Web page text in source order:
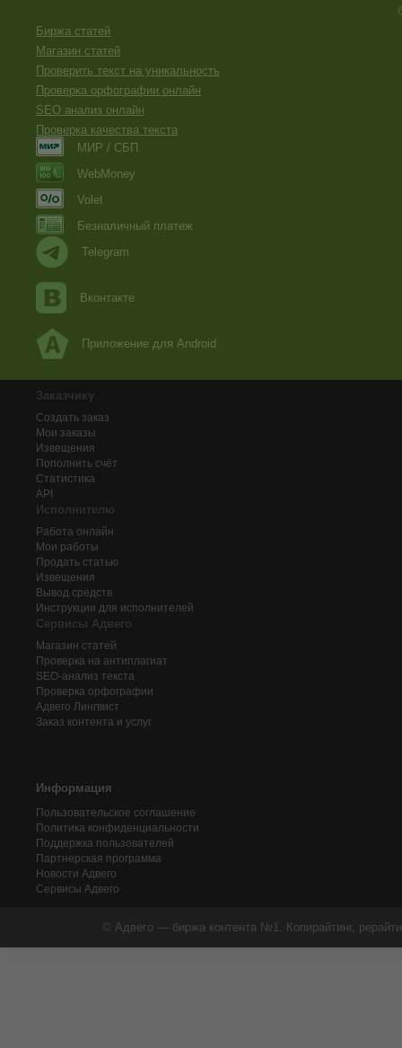
Биржа статей
Магазин статей
Проверить текст на уникальность
Проверка орфографии онлайн
SEO анализ онлайн
Проверка качества текста
МИР / СБП
WebMoney
Volet
Безналичный платеж
Telegram
Вконтакте
Приложение для Android
Заказчику
Создать заказ
Мои заказы
Извещения
Пополнить счёт
Статистика
API
Исполнителю
Работа онлайн
Мои работы
Продать статью
Извещения
Вывод средств
Инструкции для исполнителей
Сервисы Адвего
Магазин статей
Проверка на антиплагиат
SEO-анализ текста
Проверка орфографии
Адвего Лингвист
Заказ контента и услуг
Информация
Пользовательское соглашение
Политика конфиденциальности
Поддержка пользователей
Партнерская программа
Новости Адвего
Сервисы Адвего
© Адвего — биржа контента №1. Копирайтинг,